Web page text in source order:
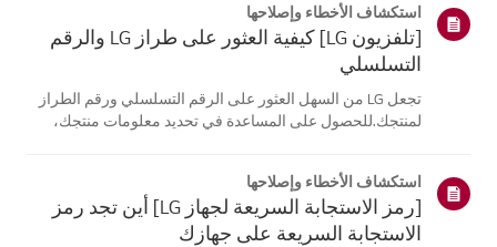
قائمة دعم ال...
استكشاف الأخطاء وإصلاحها
[تلفزيون LG] كيفية العثور على طراز LG والرقم
التسلسلي
تجعل LG من السهل العثور على الرقم التسلسلي ورقم الطراز
لمنتجك.للحصول على المساعدة في تحديد معلومات منتجك،
الخلفي من الوحدة ...
استكشاف الأخطاء وإصلاحها
[رمز الاستجابة السريعة لجهاز LG] أين تجد رمز
الاستجابة السريعة على جهازك